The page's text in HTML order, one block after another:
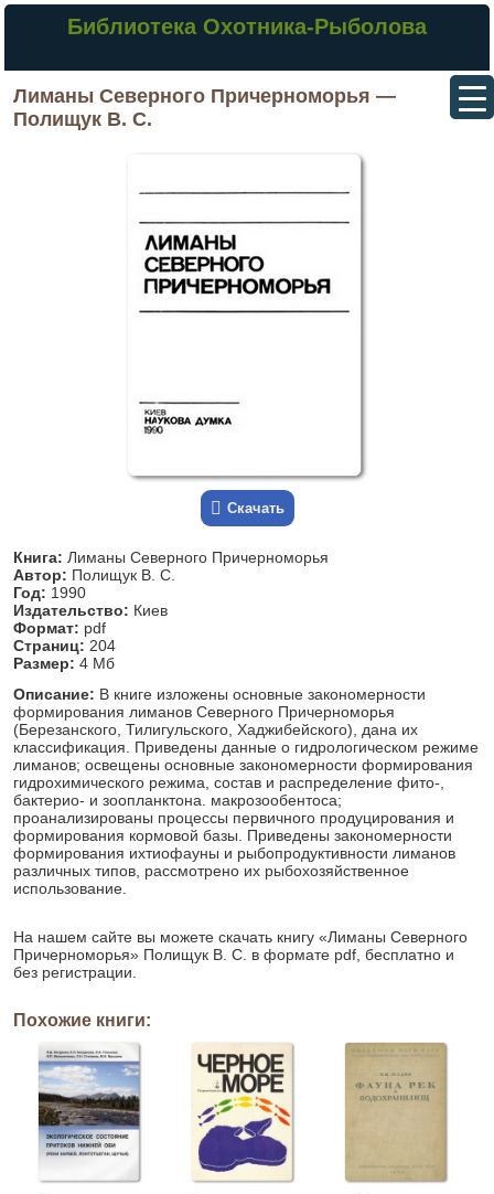
Библиотека Охотника-Рыболова
Лиманы Северного Причерноморья —
Полищук В. С.
Скачать
Книга: Лиманы Северного Причерноморья
Автор: Полищук В. С.
Год: 1990
Издательство: Киев
Формат: pdf
Страниц: 204
Размер: 4 Мб
Описание: В книге изложены основные закономерности
формирования лиманов Северного Причерноморья
(Березанского, Тилигульского, Хаджибейского), дана их
классификация. Приведены данные о гидрологическом режиме
лиманов; освещены основные закономерности формирования
гидрохимического режима, состав и распределение фито-,
бактерио- и зоопланктона. макрозообентоса;
проанализированы процессы первичного продуцирования и
формирования кормовой базы. Приведены закономерности
формирования ихтиофауны и рыбопродуктивности лиманов
различных типов, рассмотрено их рыбохозяйственное
использование.
На нашем сайте вы можете скачать книгу «Лиманы Северного
Причерноморья» Полищук В. С. в формате pdf, бесплатно и
без регистрации.
Похожие книги: